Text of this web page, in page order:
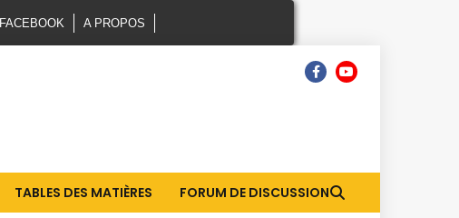
FACEBOOK A PROPOS
TABLES DES MATIÈRES FORUM DE DISCUSSION